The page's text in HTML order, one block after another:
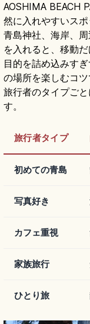
AOSHIMA BEACH
然に入れやすいスポ
青島神社、海岸、
を入れると、移動
目的を詰め込みす
の場所を楽しむコツ
旅行者のタイプご
す。
旅行者タイプ
初めての青島
写真好き
カフェ重視
家族旅行
ひとり旅